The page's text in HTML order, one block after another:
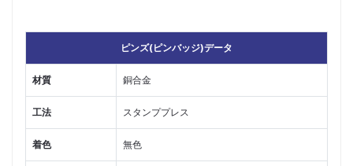
ピンズ(ピンバッジ)データ
材質 銅合金
工法 スタンププレス
着色 無色